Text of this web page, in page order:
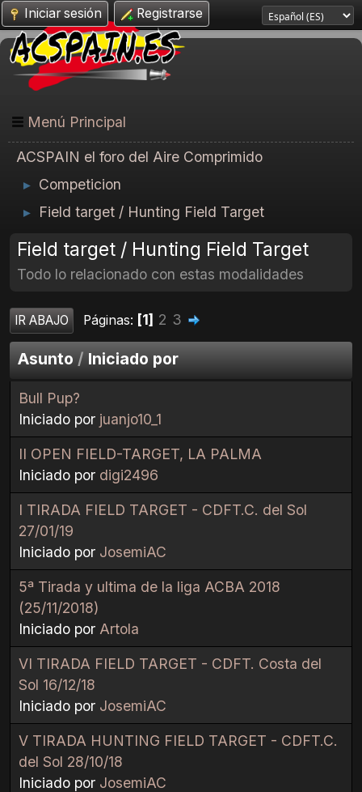
Iniciar sesión Registrarse
Menú Principal
ACSPAIN el foro del Aire Comprimido
► Competicion
► Field target / Hunting Field Target
Field target / Hunting Field Target
Todo lo relacionado con estas modalidades
IR ABAJO Páginas 1 2 3
Asunto / Iniciado por
Bull Pup?
Iniciado por juanjo10_1
II OPEN FIELD-TARGET, LA PALMA
Iniciado por digi2496
I TIRADA FIELD TARGET - CDFT.C. del Sol
27/01/19
Iniciado por JosemiAC
5ª Tirada y ultima de la liga ACBA 2018
(25/11/2018)
Iniciado por Artola
VI TIRADA FIELD TARGET - CDFT. Costa del
Sol 16/12/18
Iniciado por JosemiAC
V TIRADA HUNTING FIELD TARGET - CDFT.C.
del Sol 28/10/18
Iniciado por JosemiAC